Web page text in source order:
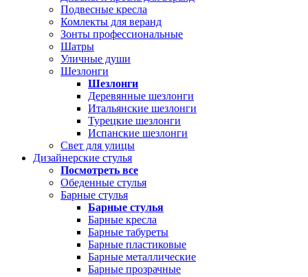
Подвесные кресла
Комлекты для веранд
Зонты профессиональные
Шатры
Уличные души
Шезлонги
Шезлонги
Деревянные шезлонги
Итальянские шезлонги
Турецкие шезлонги
Испанские шезлонги
Свет для улицы
Дизайнерские стулья
Посмотреть все
Обеденные стулья
Барные стулья
Барные стулья
Барные кресла
Барные табуреты
Барные пластиковые
Барные металлические
Барные прозрачные